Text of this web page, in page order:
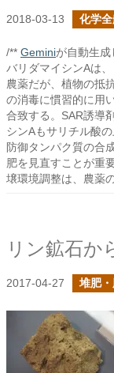
2018-03-13 化学
/** Geminiが自動生
バリダマイシンAは
農薬だが、植物の抵
の消毒に慣習的に用
合致する。SAR誘導
シンAもサリチル酸
防御タンパク質の合
肥を見直すことが重
壌環境調整は、農薬
リン鉱石か
2017-04-27 堆肥